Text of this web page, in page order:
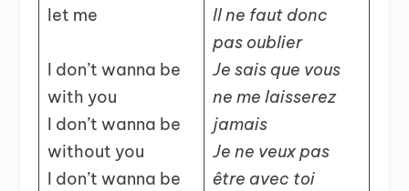
let me
I don’t wanna be
with you
I don’t wanna be
without you
I don’t wanna be
Il ne faut donc
pas oublier
Je sais que vous
ne me laisserez
jamais
Je ne veux pas
être avec toi